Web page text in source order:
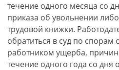
течение одного месяца со
приказа об увольнении
трудовой книжки.
обратиться в суд по
работником ущерба,
течение одного года со дня